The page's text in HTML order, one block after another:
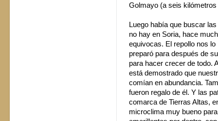
Golmayo (a seis
Luego había que buscar
no hay en Soria, hace
equivocas. El repollo nos
preparó para después de
para hacer crecer de todo.
está demostrado que
comían en abundancia.
fueron regalo de él. Y las
comarca de Tierras Altas,
microclima muy bueno